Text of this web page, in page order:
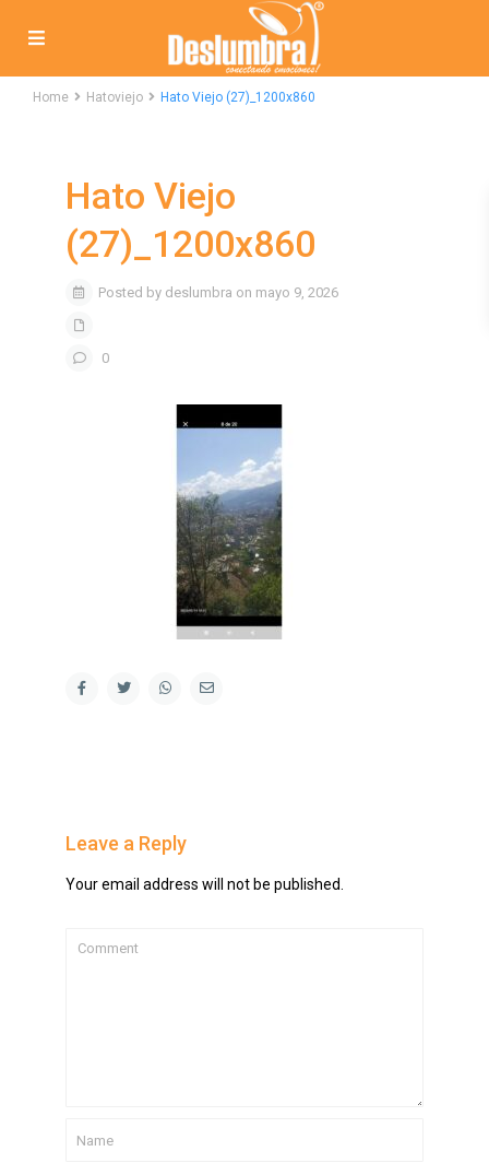
Home Hatoviejo Hato Viejo (27)_1200x860
Hato Viejo
(27)_1200x860
Posted by deslumbra on mayo 9, 2026
0
Leave a Reply
Your email address will not be published.